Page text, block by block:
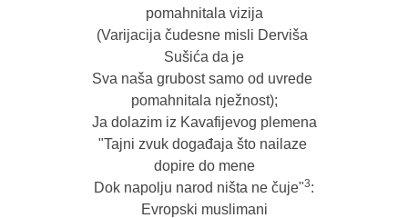
pomahnitala vizija
(Varijacija čudesne misli Derviša
Sušića da je
Sva naša grubost samo od uvrede
pomahnitala nježnost);
Ja dolazim iz Kavafijevog plemena
"Tajni zvuk događaja što nailaze
dopire do mene
Dok napolju narod ništa ne čuje"3:
Evropski muslimani